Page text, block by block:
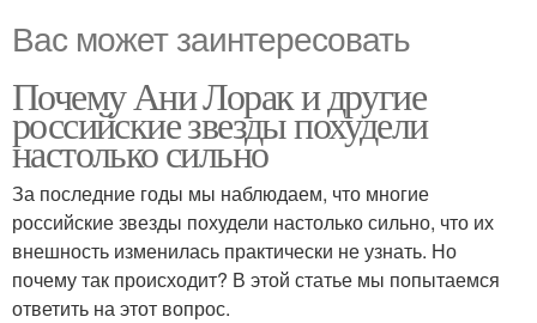
Вас может заинтересовать
Почему Ани Лорак и другие
российские звезды похудели
настолько сильно
За последние годы мы наблюдаем, что многие
российские звезды похудели настолько сильно, что их
внешность изменилась практически не узнать. Но
почему так происходит? В этой статье мы попытаемся
ответить на этот вопрос.